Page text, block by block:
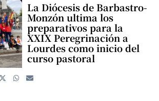
La Diócesis de Barbastro-
Monzón ultima los
preparativos para la
XXIX Peregrinación a
Lourdes como inicio del
curso pastoral